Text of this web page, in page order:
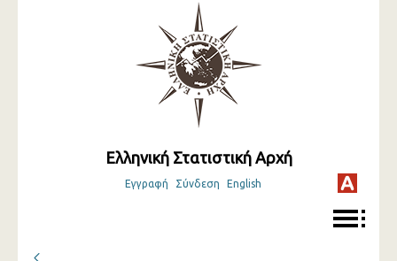
Ελληνική Στατιστική Αρχή
Εγγραφή Σύνδεση English